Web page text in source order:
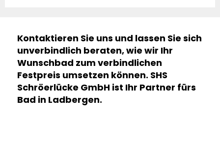
Kontaktieren Sie uns und lassen Sie sich
unverbindlich beraten, wie wir Ihr
Wunschbad zum verbindlichen
Festpreis umsetzen können. SHS
Schröerlücke GmbH ist Ihr Partner fürs
Bad in Ladbergen.